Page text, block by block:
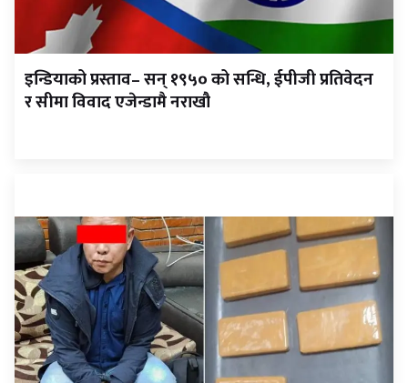
इन्डियाको प्रस्ताव– सन् १९५० को सन्धि, ईपीजी प्रतिवेदन
र सीमा विवाद एजेन्डामै नराखौ